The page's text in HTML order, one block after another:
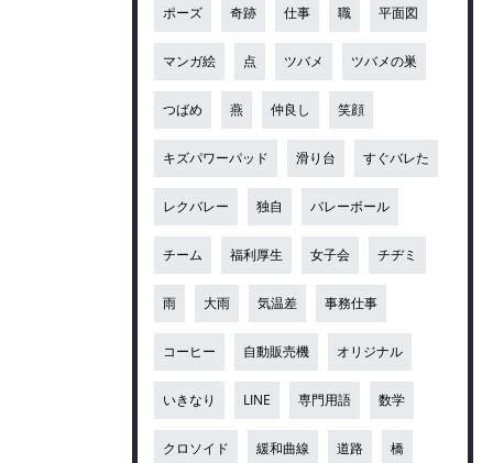
ポーズ 奇跡 仕事 職 平面図
マンガ絵 点 ツバメ ツバメの巣
つばめ 燕 仲良し 笑顔
キズパワーパッド 滑り台 すぐバレた
レクバレー 独自 バレーボール
チーム 福利厚生 女子会 チヂミ
雨 大雨 気温差 事務仕事
コーヒー 自動販売機 オリジナル
いきなり LINE 専門用語 数学
クロソイド 緩和曲線 道路 橋